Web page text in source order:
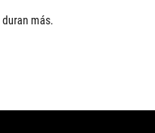
duran más.